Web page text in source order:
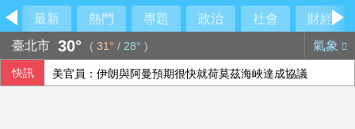
最新 熱門 專題 政治 社會
財經
臺北市 30° ( 31° / 28° ) 氣象
快訊 美官員：伊朗與阿曼預期很快就荷莫茲海峽達成協議